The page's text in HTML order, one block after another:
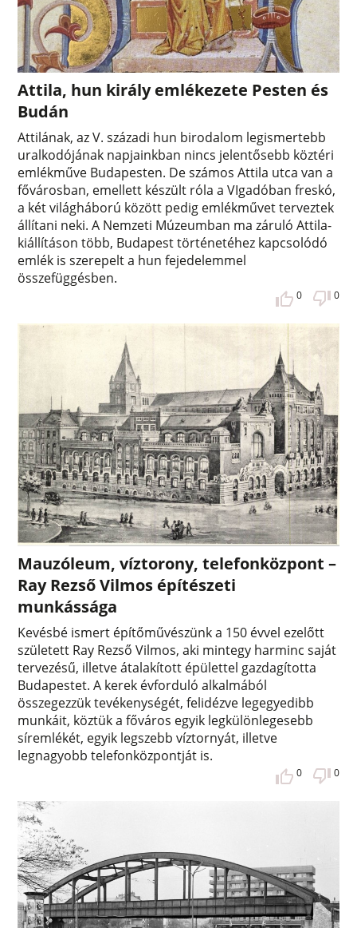
Attila, hun király emlékezete Pesten és
Budán
Attilának, az V. századi hun birodalom legismertebb
uralkodójának napjainkban nincs jelentősebb köztéri
emlékműve Budapesten. De számos Attila utca van a
fővárosban, emellett készült róla a VIgadóban freskó,
a két világháború között pedig emlékművet terveztek
állítani neki. A Nemzeti Múzeumban ma záruló Attila-
kiállításon több, Budapest történetéhez kapcsolódó
emlék is szerepelt a hun fejedelemmel
összefüggésben.
0 0
Mauzóleum, víztorony, telefonközpont –
Ray Rezső Vilmos építészeti
munkássága
Kevésbé ismert építőművészünk a 150 évvel ezelőtt
született Ray Rezső Vilmos, aki mintegy harminc saját
tervezésű, illetve átalakított épülettel gazdagította
Budapestet. A kerek évforduló alkalmából
összegezzük tevékenységét, felidézve legegyedibb
munkáit, köztük a főváros egyik legkülönlegesebb
síremlékét, egyik legszebb víztornyát, illetve
legnagyobb telefonközpontját is.
0 0